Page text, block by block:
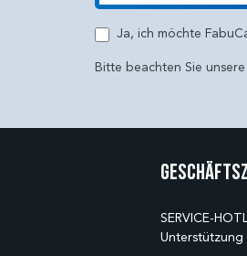
Ja, ich möchte
Bitte beachten Sie unsere
SERVICE-